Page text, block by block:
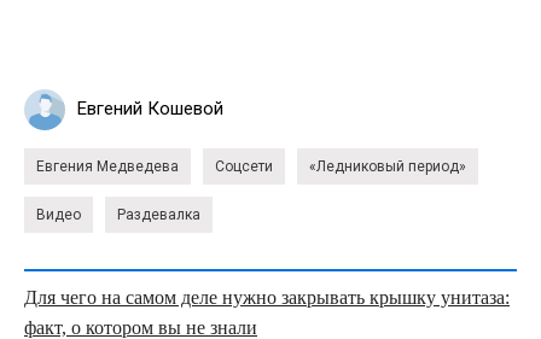
Евгений Кошевой
Евгения Медведева Соцсети «Ледниковый период»
Видео Раздевалка
Для чего на самом деле нужно закрывать крышку унитаза:
факт, о котором вы не знали